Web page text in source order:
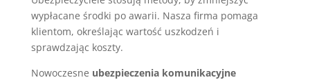
wypłacane środki po awarii. Nasza firma pomaga
klientom, określając wartość uszkodzeń i
sprawdzając koszty.
Nowoczesne ubezpieczenia komunikacyjne